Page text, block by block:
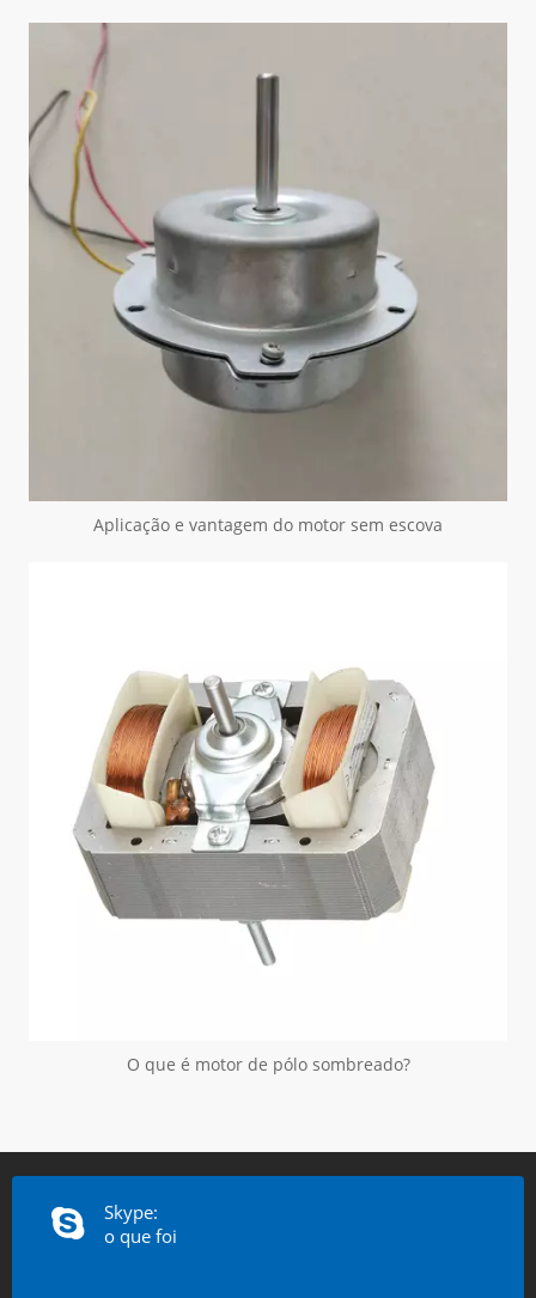
Aplicação e vantagem do motor sem escova
O que é motor de pólo sombreado?
Skype:
o que foi